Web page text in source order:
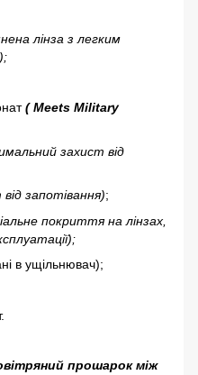
лінза з легким
(Meets Military
захист від
запотівання);
покриття на лінзах,
в ущільнювач);
прошарок між